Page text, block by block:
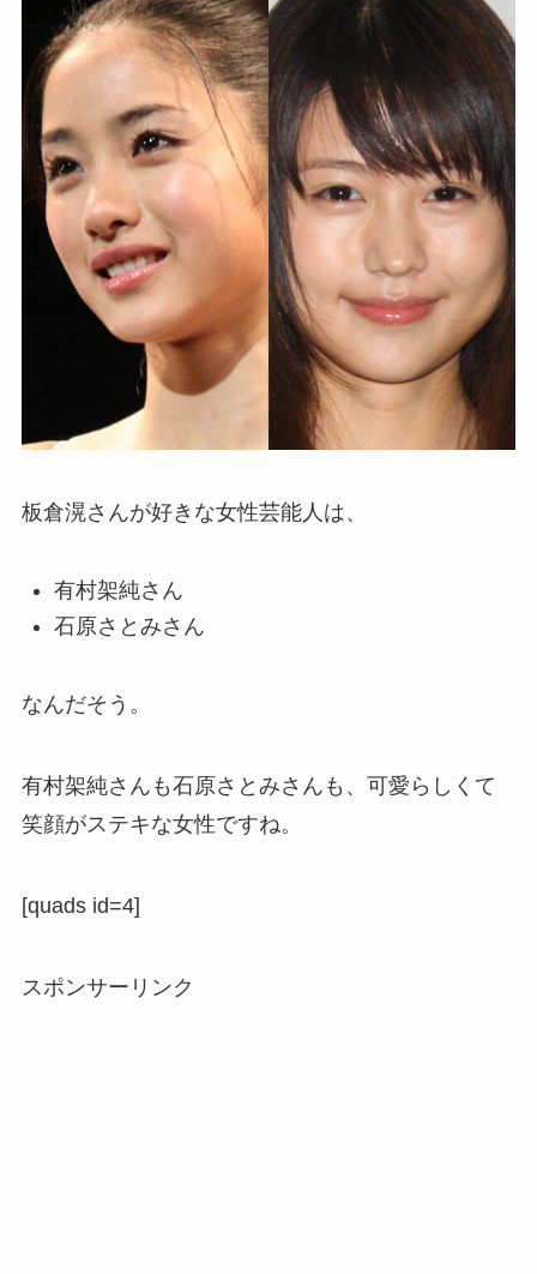
板倉滉さんが好きな女性芸能人は、
有村架純さん
石原さとみさん
なんだそう。
有村架純さんも石原さとみさんも 、可愛らしくて
笑顔がステキな女性ですね。
[quads id=4]
スポンサーリンク